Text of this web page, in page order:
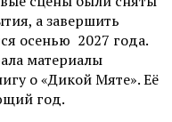
а завершить
осенью 2027 года.
материалы
о «Дикой Мяте». Её
год.